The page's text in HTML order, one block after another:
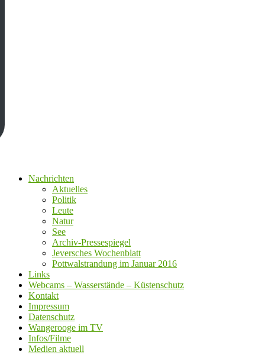
Nachrichten
Aktuelles
Politik
Leute
Natur
See
Archiv-Pressespiegel
Jeversches Wochenblatt
Pottwalstrandung im Januar 2016
Links
Webcams – Wasserstände – Küstenschutz
Kontakt
Impressum
Datenschutz
Wangerooge im TV
Infos/Filme
Medien aktuell